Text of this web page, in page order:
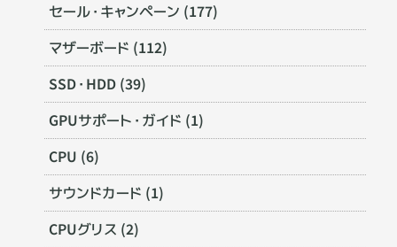
セール・キャンペーン (177)
マザーボード (112)
SSD・HDD (39)
GPUサポート・ガイド (1)
CPU (6)
サウンドカード (1)
CPUグリス (2)